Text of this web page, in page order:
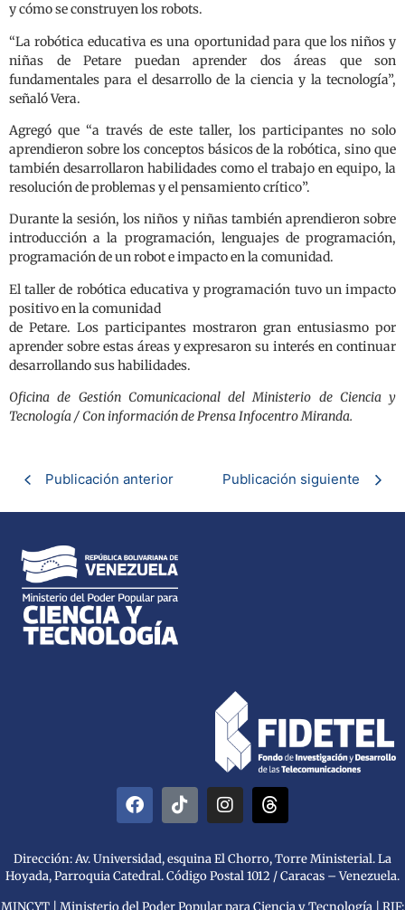
y cómo se construyen los robots.
“La robótica educativa es una oportunidad para que los niños y
niñas de Petare puedan aprender dos áreas que son
fundamentales para el desarrollo de la ciencia y la tecnología”,
señaló Vera.
Agregó que “a través de este taller, los participantes no solo
aprendieron sobre los conceptos básicos de la robótica, sino que
también desarrollaron habilidades como el trabajo en equipo, la
resolución de problemas y el pensamiento crítico”.
Durante la sesión, los niños y niñas también aprendieron sobre
introducción a la programación, lenguajes de programación,
programación de un robot e impacto en la comunidad.
El taller de robótica educativa y programación tuvo un impacto
positivo en la comunidad
de Petare. Los participantes mostraron gran entusiasmo por
aprender sobre estas áreas y expresaron su interés en continuar
desarrollando sus habilidades.
Oficina de Gestión Comunicacional del Ministerio de Ciencia y
Tecnología / Con información de Prensa Infocentro Miranda.
Publicación anterior Publicación siguiente
Dirección: Av. Universidad, esquina El Chorro, Torre Ministerial. La
Hoyada, Parroquia Catedral. Código Postal 1012 / Caracas – Venezuela.
MINCYT | Ministerio del Poder Popular para Ciencia y Tecnología | RIF: